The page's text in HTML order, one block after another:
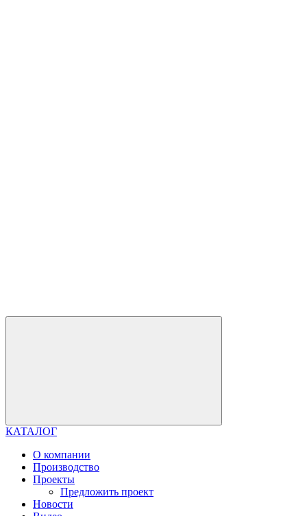
КАТАЛОГ
О компании
Производство
Проекты
Предложить проект
Новости